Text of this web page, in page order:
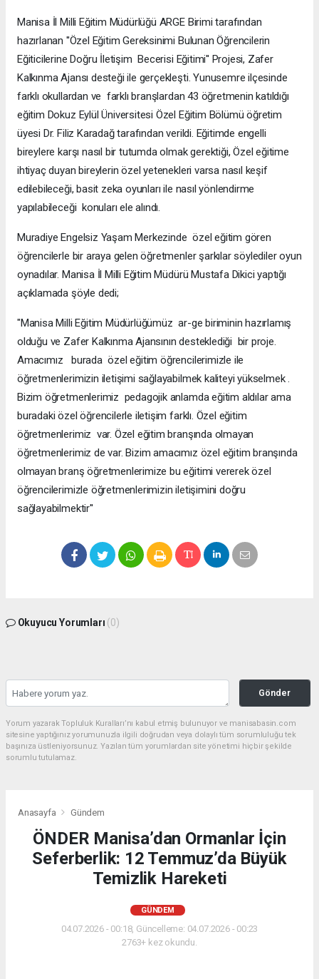
Manisa İl Milli Eğitim Müdürlüğü ARGE Birimi tarafından
hazırlanan ''Özel Eğitim Gereksinimi Bulunan Öğrencilerin
Eğiticilerine Doğru İletişim Becerisi Eğitimi'' Projesi, Zafer
Kalkınma Ajansı desteği ile gerçekleşti. Yunusemre ilçesinde
farklı okullardan ve farklı branşlardan 43 öğretmenin katıldığı
eğitim Dokuz Eylül Üniversitesi Özel Eğitim Bölümü öğretim
üyesi Dr. Filiz Karadağ tarafından verildi. Eğitimde engelli
bireylere karşı nasıl bir tutumda olmak gerektiği, Özel eğitime
ihtiyaç duyan bireylerin özel yetenekleri varsa nasıl keşif
edilebileceği, basit zeka oyunları ile nasıl yönlendirme
yapılabileceği konuları ele alındı.
Muradiye Engelsiz Yaşam Merkezinde özel eğitim gören
öğrencilerle bir araya gelen öğretmenler şarkılar söylediler oyun
oynadılar. Manisa İl Milli Eğitim Müdürü Mustafa Dikici yaptığı
açıklamada şöyle dedi;
"Manisa Milli Eğitim Müdürlüğümüz ar-ge biriminin hazırlamış
olduğu ve Zafer Kalkınma Ajansının desteklediği bir proje.
Amacımız burada özel eğitim öğrencilerimizle ile
öğretmenlerimizin iletişimi sağlayabilmek kaliteyi yükselmek .
Bizim öğretmenlerimiz pedagojik anlamda eğitim aldılar ama
buradaki özel öğrencilerle iletişim farklı. Özel eğitim
öğretmenlerimiz var. Özel eğitim branşında olmayan
öğretmenlerimiz de var. Bizim amacımız özel eğitim branşında
olmayan branş öğretmenlerimize bu eğitimi vererek özel
öğrencilerimizle öğretmenlerimizin iletişimini doğru
sağlayabilmektir''
Okuyucu Yorumları (0)
Gönder
Yorum yazarak Topluluk Kuralları’nı kabul etmiş bulunuyor ve manisabasin.com
sitesine yaptığınız yorumunuzla ilgili doğrudan veya dolaylı tüm sorumluluğu tek
başınıza üstleniyorsunuz. Yazılan tüm yorumlardan site yönetimi hiçbir şekilde
sorumlu tutulamaz.
Anasayfa Gündem
ÖNDER Manisa’dan Ormanlar İçin
Seferberlik: 12 Temmuz’da Büyük
Temizlik Hareketi
GÜNDEM
04.07.2026 - 00:18, Güncelleme: 04.07.2026 - 00:23
2763+ kez okundu.